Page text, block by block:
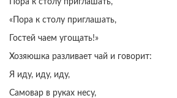
«Пора к столу приглашать,
Гостей чаем угощать!»
Хозяюшка разливает чай и говорит:
Я иду, иду, иду,
Самовар в руках несу,